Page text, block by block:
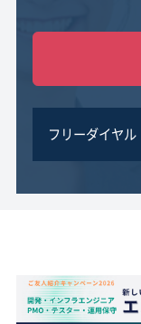
フリーダイヤル